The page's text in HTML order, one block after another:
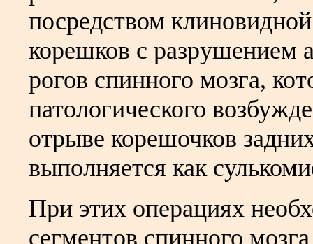
посредством
корешков с разрушением
рогов спинного мозга,
патологического
отрыве корешочков
выполняется как
При этих операциях
сегментов спинного